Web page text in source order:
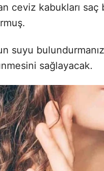
ceviz kabukları saç
suyu bulundurmanız
sağlayacak.